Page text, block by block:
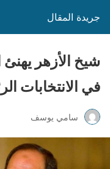
جريدة المقال
شيخ الأزهر
في الانتخابات
سامي يوسف